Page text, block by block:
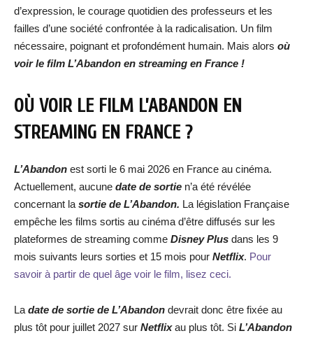
d’expression, le courage quotidien des professeurs et les
failles d’une société confrontée à la radicalisation. Un film
nécessaire, poignant et profondément humain. Mais alors où
voir le film L’Abandon en streaming en France !
OÙ VOIR LE FILM L’ABANDON EN
STREAMING EN FRANCE ?
L’Abandon est sorti le 6 mai 2026 en France au cinéma.
Actuellement, aucune date de sortie n’a été révélée
concernant la sortie de L’Abandon. La législation Française
empêche les films sortis au cinéma d’être diffusés sur les
plateformes de streaming comme Disney Plus dans les 9
mois suivants leurs sorties et 15 mois pour Netflix. Pour
savoir à partir de quel âge voir le film, lisez ceci.
La date de sortie de L’Abandon devrait donc être fixée au
plus tôt pour juillet 2027 sur Netflixau plus tôt. Si L’Abandon